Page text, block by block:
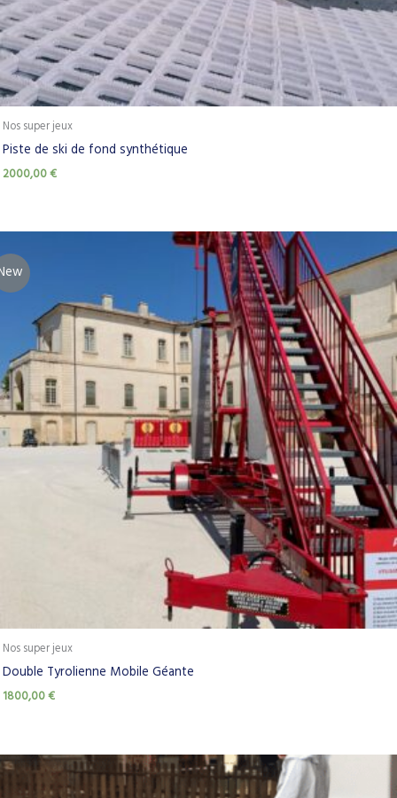
Nos super jeux
Piste de ski de fond synthétique
2000,00€
Nos super jeux
Double Tyrolienne Mobile Géante
1800,00€